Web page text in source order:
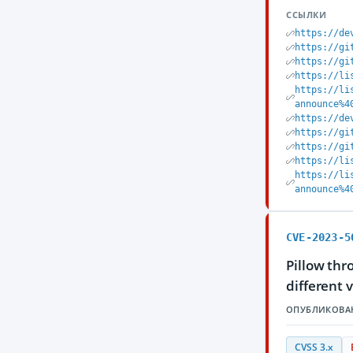
ССЫЛКИ
https://
https://
https://
https://
https://
https://
https://
https://
https://
https://
CVE-2023-
Pillow
different
CVSS 3.x